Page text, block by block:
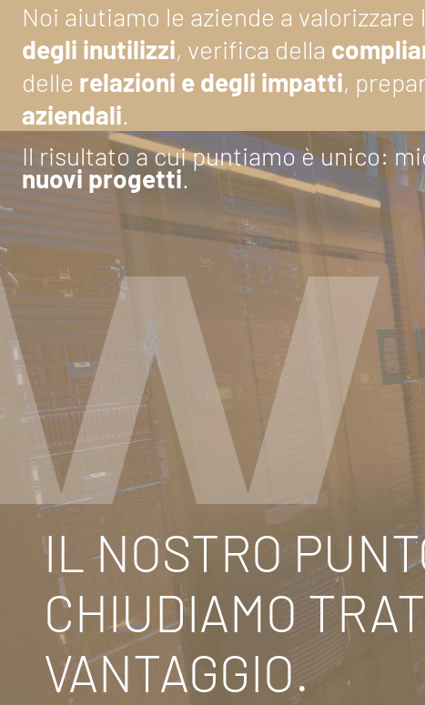
Noi aiutiamo le aziende a valorizzare
degli inutilizzi, verifica della
delle relazioni e degli impatti,
aziendali.
Il risultato a cui puntiamo è unico:
nuovi progetti.
IL NOSTRO
CHIUDIAMO
VANTAGGIO.